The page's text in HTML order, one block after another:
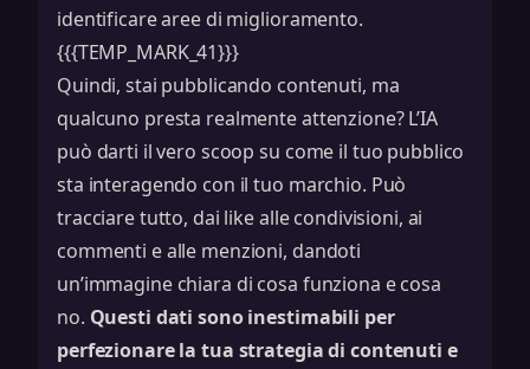
identificare aree di miglioramento.
{{{TEMP_MARK_41}}}
Quindi, stai pubblicando contenuti, ma
qualcuno presta realmente attenzione? L’IA
può darti il vero scoop su come il tuo pubblico
sta interagendo con il tuo marchio. Può
tracciare tutto, dai like alle condivisioni, ai
commenti e alle menzioni, dandoti
un’immagine chiara di cosa funziona e cosa
no. Questi dati sono inestimabili per
perfezionare la tua strategia di contenuti e